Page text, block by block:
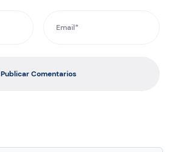
Publicar Comentarios